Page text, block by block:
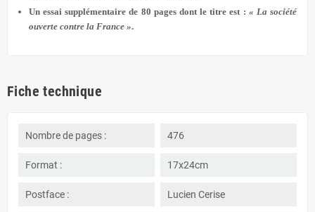
Un essai supplémentaire de 80 pages dont le titre est : « La société
ouverte contre la France ».
Fiche technique
Nombre de pages : 476
Format : 17x24cm
Postface : Lucien Cerise